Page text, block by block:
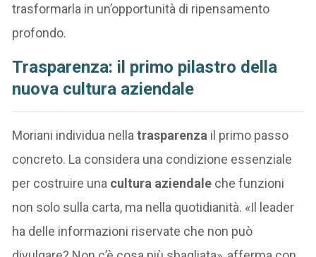
trasformarla in un’opportunità di ripensamento
profondo.
Trasparenza: il primo pilastro della
nuova cultura aziendale
Moriani individua nellatrasparenza il primo passo
concreto. La considera una condizione essenziale
per costruire una cultura aziendale che funzioni
non solo sulla carta, ma nella quotidianità. «Il leader
ha delle informazioni riservate che non può